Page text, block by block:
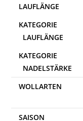
WOLLARTEN
SAISON